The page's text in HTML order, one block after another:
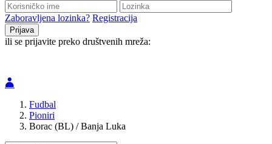
Zaboravljena lozinka? Registracija
ili se prijavite preko društvenih mreža:
Fudbal
Pioniri
Borac (BL) / Banja Luka